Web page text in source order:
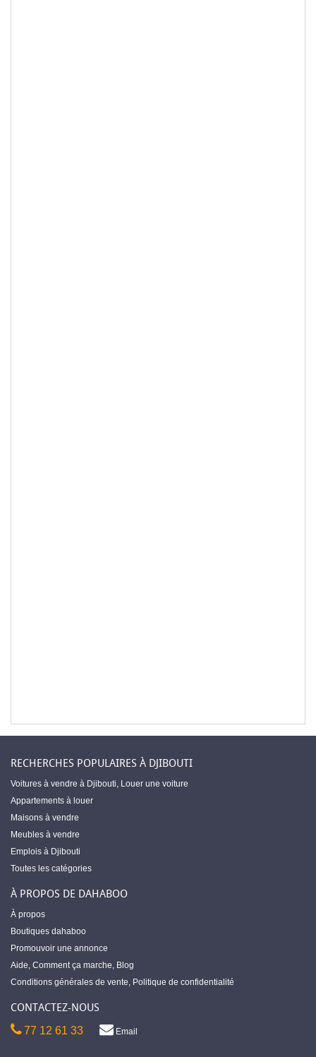
RECHERCHES POPULAIRES À DJIBOUTI
Voitures à vendre à Djibouti, Louer une voiture
Appartements à louer
Maisons à vendre
Meubles à vendre
Emplois à Djibouti
Toutes les catégories
À PROPOS DE DAHABOO
À propos
Boutiques dahaboo
Promouvoir une annonce
Aide, Comment ça marche, Blog
Conditions générales de vente, Politique de confidentialité
CONTACTEZ-NOUS
77 12 61 33 Email